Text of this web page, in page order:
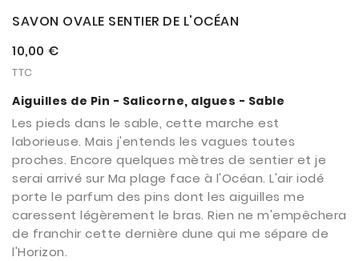
SAVON OVALE SENTIER DE L'OCÉAN
10,00 €
TTC
Aiguilles de Pin - Salicorne, algues - Sable
Les pieds dans le sable, cette marche est
laborieuse. Mais j'entends les vagues toutes
proches. Encore quelques mètres de sentier et je
serai arrivé sur Ma plage face à l'Océan. L'air iodé
porte le parfum des pins dont les aiguilles me
caressent légèrement le bras. Rien ne m'empêchera
de franchir cette dernière dune qui me sépare de
l'Horizon.